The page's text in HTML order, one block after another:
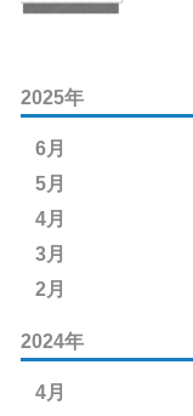
2025年
6月
5月
4月
3月
2月
2024年
4月